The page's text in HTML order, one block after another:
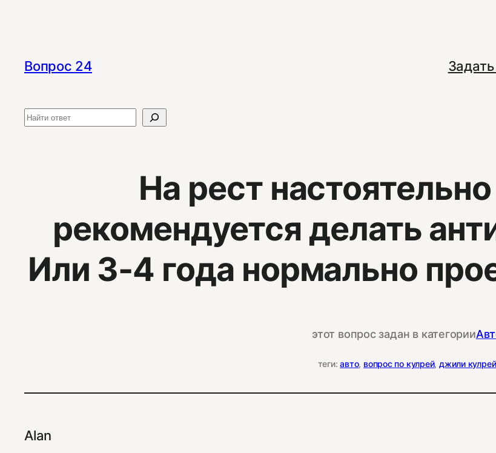
Вопрос 24
Поиск
На рест настоятельно
рекомендуется делать
Или 3-4 года нормально
этот вопрос задан в категории
теги:авто, вопрос по кулрей, джили кулрей
Alan